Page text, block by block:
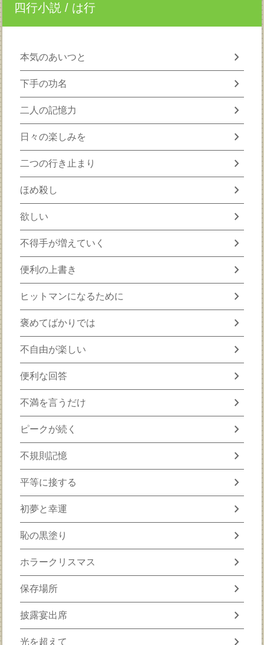
四行小説 / は行
本気のあいつと chevron_right
下手の功名 chevron_right
二人の記憶力 chevron_right
日々の楽しみを chevron_right
二つの行き止まり chevron_right
ほめ殺し chevron_right
欲しい chevron_right
不得手が増えていく chevron_right
便利の上書き chevron_right
ヒットマンになるために chevron_right
褒めてばかりでは chevron_right
不自由が楽しい chevron_right
便利な回答 chevron_right
不満を言うだけ chevron_right
ピークが続く chevron_right
不規則記憶 chevron_right
平等に接する chevron_right
初夢と幸運 chevron_right
恥の黒塗り chevron_right
ホラークリスマス chevron_right
保存場所 chevron_right
披露宴出席 chevron_right
光を超えて